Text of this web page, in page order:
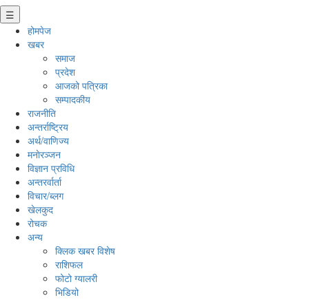
☰
होमपेज
खबर
समाज
प्रदेश
आजको पत्रिका
सम्पादकीय
राजनीति
अन्तर्राष्ट्रिय
अर्थ/वाणिज्य
मनाेरञ्जन
विज्ञान प्रविधि
अन्तरर्वार्ता
विचार/ब्लग
खेलकुद
रोचक
अन्य
क्लिक खबर विशेष
राशिफल
फोटो ग्यालरी
भिडियो